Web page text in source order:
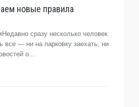
новые правила
сразу несколько человек
все — ни на парковку заехать, ни
о...